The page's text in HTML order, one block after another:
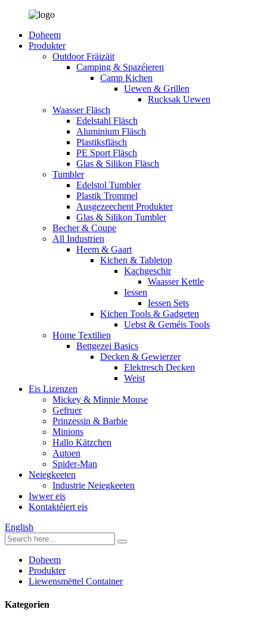
Doheem
Produkter
Outdoor Fräizäit
Camping & Spazéieren
Camp Kichen
Uewen & Grillen
Rucksak Uewen
Waasser Fläsch
Edelstahl Fläsch
Aluminium Fläsch
Plastiksfläsch
PE Sport Fläsch
Glas & Silikon Fläsch
Tumbler
Edelstol Tumbler
Plastik Trommel
Ausgezeechent Produkter
Glas & Silikon Tumbler
Becher & Coupe
All Industrien
Heem & Gaart
Kichen & Tabletop
Kachgeschir
Waasser Kettle
Iessen
Iessen Sets
Kichen Tools & Gadgeten
Uebst & Geméis Tools
Home Textilien
Bettgezei Basics
Decken & Gewierzer
Elektresch Decken
Weist
Eis Lizenzen
Mickey & Minnie Mouse
Gefruer
Prinzessin & Barbie
Minions
Hallo Kätzchen
Autoen
Spider-Man
Neiegkeeten
Industrie Neiegkeeten
Iwwer eis
Kontaktéiert eis
English
Doheem
Produkter
Liewensmëttel Container
Kategorien